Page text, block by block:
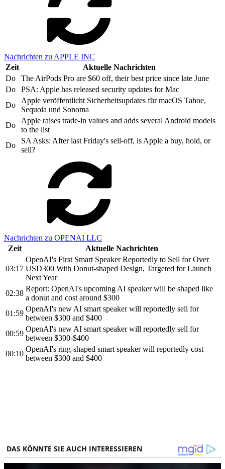
Nachrichten zu APPLE INC
Zeit
Aktuelle Nachrichten
Do
The AirPods Pro are $60 off, their best price since late June
Do
PSA: Apple has released security updates for Mac
Do
Apple veröffentlicht Sicherheitsupdates für macOS Tahoe,
Sequoia und Sonoma
Do
Apple raises trade-in values and adds several Android models
to the list
Do
SA Asks: After last Friday's sell-off, is Apple a buy, hold, or
sell?
Nachrichten zu OPENAI LLC
Zeit
Aktuelle Nachrichten
03:17
OpenAI's First Smart Speaker Reportedly to Sell for Over
USD300 With Donut-shaped Design, Targeted for Launch
Next Year
02:38
Report: OpenAI's upcoming AI speaker will be shaped like
a donut and cost around $300
01:59
OpenAI's new AI smart speaker will reportedly sell for
between $300 and $400
00:59
OpenAI's new AI smart speaker will reportedly sell for
between $300-$400
00:10
OpenAI's ring-shaped smart speaker will reportedly cost
between $300 and $400